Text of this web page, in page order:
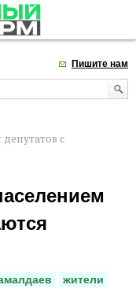
Пишите нам
депутатов с
жители